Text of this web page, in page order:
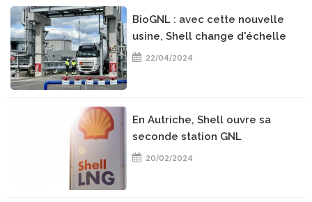
BioGNL : avec cette nouvelle
usine, Shell change d'échelle
22/04/2024
En Autriche, Shell ouvre sa
seconde station GNL
20/02/2024